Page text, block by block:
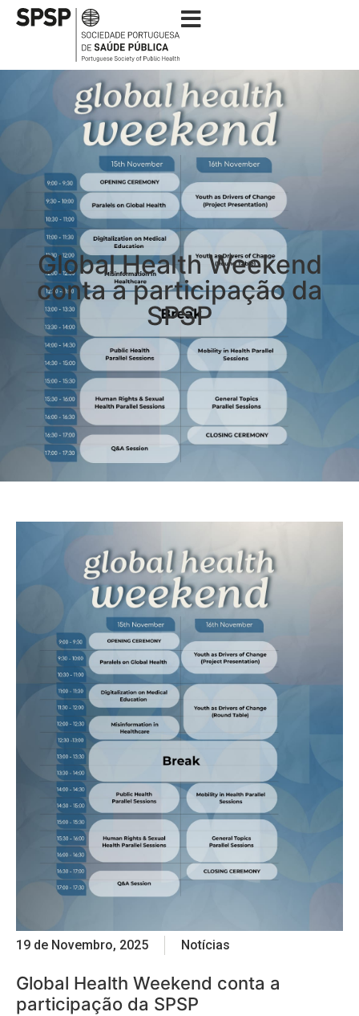
Global Health Weekend
conta a participação da
SPSP
19 de Novembro, 2025 Notícias
Global Health Weekend conta a
participação da SPSP